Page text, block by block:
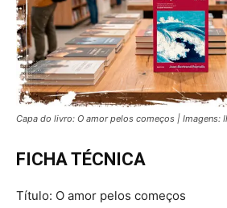
Capa do livro: O amor pelos começos | Imagens:
FICHA TÉCNICA
Título: O amor pelos começos